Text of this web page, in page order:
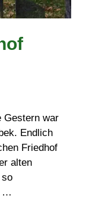
Gestern war
Endlich
Friedhof
alten
…